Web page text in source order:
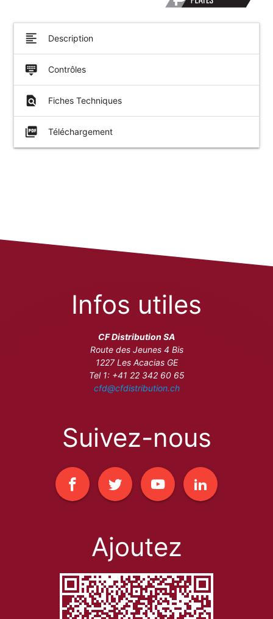
format_align_left Description
keyboard_hide Contrôles
find_in_page Fiches Techniques
picture_as_pdf Téléchargement
Infos utiles
CF Distribution SA
Route des Jeunes 4 Bis
1227 Les Acacias GE
Tel 1: +41 22 342 60 65
cfd@cfdistribution.ch
Suivez-nous
Ajoutez